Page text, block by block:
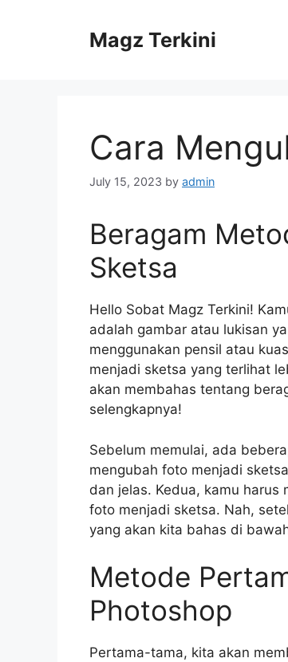
Magz Terkini
Cara
July 15, 2023 by admin
Beragam
Sketsa
Hello Sobat Magz Terkini!
adalah gambar atau lukisan
menggunakan pensil atau
menjadi sketsa yang terlihat
akan membahas tentang
selengkapnya!
Sebelum memulai, ada
mengubah foto menjadi
dan jelas. Kedua, kamu
foto menjadi sketsa. Nah,
yang akan kita bahas di
Metode
Photoshop
Pertama-tama, kita akan